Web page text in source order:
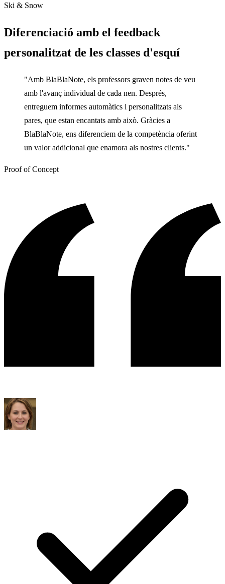
Ski & Snow
Diferenciació amb el feedback
personalitzat de les classes d'esquí
"Amb BlaBlaNote, els professors graven notes de veu
amb l'avanç individual de cada nen. Després,
entreguem informes automàtics i personalitzats als
pares, que estan encantats amb això. Gràcies a
BlaBlaNote, ens diferenciem de la competència oferint
un valor addicional que enamora als nostres clients."
Proof of Concept